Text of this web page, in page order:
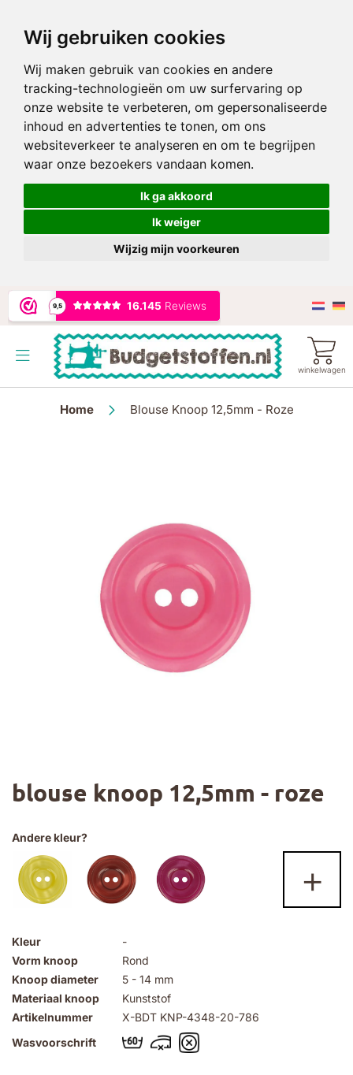
Wij gebruiken cookies
Wij maken gebruik van cookies en andere
tracking-technologieën om uw surfervaring op
onze website te verbeteren, om gepersonaliseerde
inhoud en advertenties te tonen, om ons
websiteverkeer te analyseren en om te begrijpen
waar onze bezoekers vandaan komen.
Ik ga akkoord
Ik weiger
Wijzig mijn voorkeuren
naar
de
winkelwagen
Home Blouse Knoop 12,5mm - Roze
blouse knoop 12,5mm - roze
Kleur
-
Vorm knoop
Rond
Knoop diameter
5 - 14 mm
Materiaal knoop
Kunststof
Artikelnummer
X-BDT KNP-4348-20-786
Wasvoorschrift
Andere kleur?
+
naar
het
van
afbeeldingen-
gallerij